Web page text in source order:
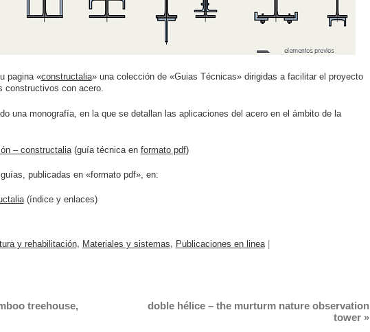
pagina «constructalia» una colección de «Guias Técnicas» dirigidas a facilitar el proyecto
constructivos con acero.
una monografía, en la que se detallan las aplicaciones del acero en el ámbito de la
– constructalia(guía técnica en formato pdf)
publicadas en «formato pdf», en:
(índice y enlaces)
y rehabilitación, Materiales y sistemas, Publicaciones en linea
treehouse,
doble hélice – the murturm nature observation
tower »